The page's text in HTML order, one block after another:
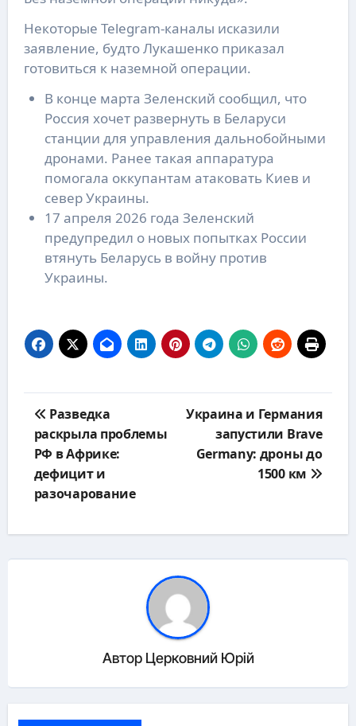
Некоторые Telegram-каналы исказили
заявление, будто Лукашенко приказал
готовиться к наземной операции.
В конце марта Зеленский сообщил, что
Россия хочет развернуть в Беларуси
станции для управления дальнобойными
дронами. Ранее такая аппаратура
помогала оккупантам атаковать Киев и
север Украины.
17 апреля 2026 года Зеленский
предупредил о новых попытках России
втянуть Беларусь в войну против
Украины.
по
записям
Разведка
раскрыла проблемы
РФ в Африке:
дефицит и
разочарование
Украина и Германия
запустили Brave
Germany: дроны до
1500 км
Автор Церковний Юрій